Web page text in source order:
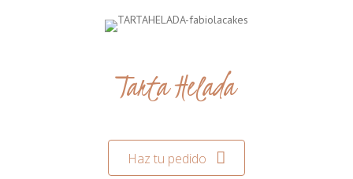
Tarta Helada
Haz tu pedido